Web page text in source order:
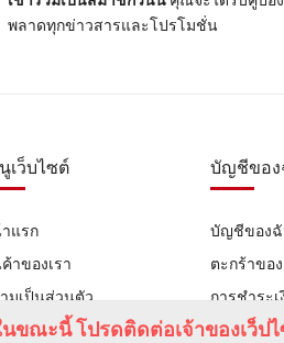
พลาดทุกข่าวสารและโปรโมชั่น
เว็บไซต์
แรก
าของเรา
มเป็นส่วนตัว
อเรา
บัญชีขอ
บัญชีของ
ตะกร้าขอ
การชำระ
ขณะนี้ โปรดติดต่อเจ้าของเว็ป